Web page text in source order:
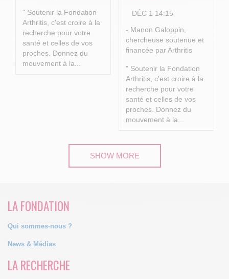
" Soutenir la Fondation
Arthritis, c'est croire à la
recherche pour votre
santé et celles de vos
proches. Donnez du
mouvement à la...
DÉC 1 14:15
- Manon Galoppin,
chercheuse soutenue et
financée par Arthritis
" Soutenir la Fondation
Arthritis, c'est croire à la
recherche pour votre
santé et celles de vos
proches. Donnez du
mouvement à la...
SHOW MORE
LA FONDATION
Qui sommes-nous ?
News & Médias
LA RECHERCHE